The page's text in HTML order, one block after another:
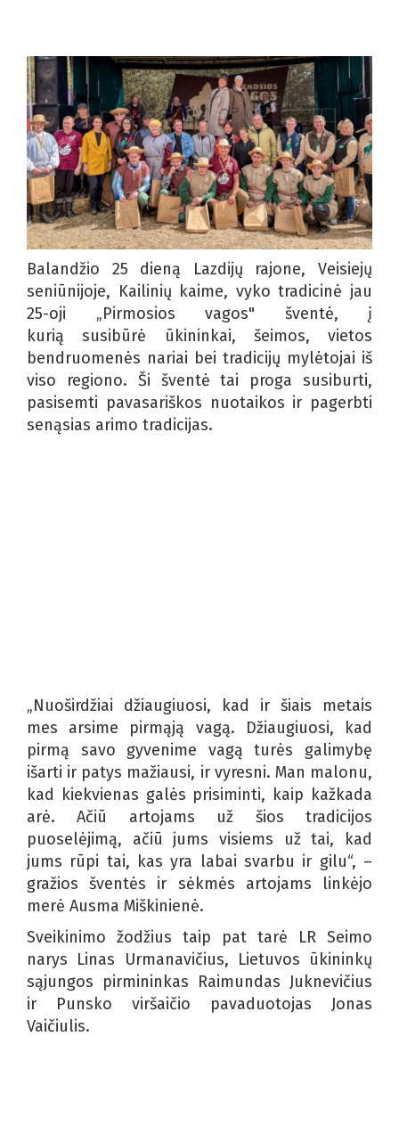
Balandžio 25 dieną Lazdijų rajone, Veisiejų
seniūnijoje, Kailinių kaime, vyko tradicinė jau
25-oji „Pirmosios vagos" šventė, į
kurią susibūrė ūkininkai, šeimos, vietos
bendruomenės nariai bei tradicijų mylėtojai iš
viso regiono. Ši šventė tai proga susiburti,
pasisemti pavasariškos nuotaikos ir pagerbti
senąsias arimo tradicijas.
„Nuoširdžiai džiaugiuosi, kad ir šiais metais
mes arsime pirmąją vagą. Džiaugiuosi, kad
pirmą savo gyvenime vagą turės galimybę
išarti ir patys mažiausi, ir vyresni. Man malonu,
kad kiekvienas galės prisiminti, kaip kažkada
arė. Ačiū artojams už šios tradicijos
puoselėjimą, ačiū jums visiems už tai, kad
jums rūpi tai, kas yra labai svarbu ir gilu“, –
gražios šventės ir sėkmės artojams linkėjo
merė Ausma Miškinienė.
Sveikinimo žodžius taip pat tarė LR Seimo
narys Linas Urmanavičius, Lietuvos ūkininkų
sąjungos pirmininkas Raimundas Juknevičius
ir Punsko viršaičio pavaduotojas Jonas
Vaičiulis.